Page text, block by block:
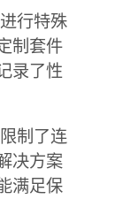
行特殊
制套件
录了性
制了连
决方案
满足保